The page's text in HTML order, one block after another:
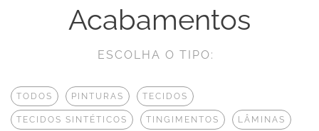
Acabamentos
ESCOLHA O TIPO:
TODOS PINTURAS TECIDOS
TECIDOS SINTÉTICOS TINGIMENTOS LÂMINAS